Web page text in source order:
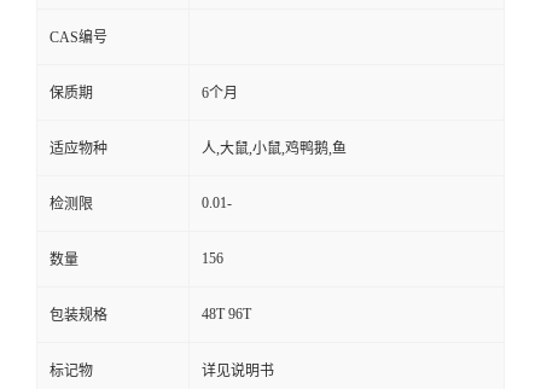
CAS编号
保质期 6个月
适应物种 人,大鼠,小鼠,鸡鸭鹅,鱼
检测限 0.01-
数量 156
包装规格 48T 96T
标记物 详见说明书